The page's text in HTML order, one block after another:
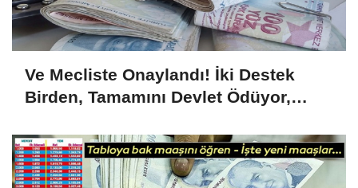
Ve Mecliste Onaylandı! İki Destek
Birden, Tamamını Devlet Ödüyor,